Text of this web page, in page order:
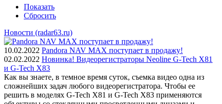
Показать
Сбросить
Новости (radar63.ru)
10.02.2022 Pandora NAV MAX поступает в продажу!
02.02.2022 Новинка! Видеорегистраторы Neoline G-Tech X81
и G-Tech X83
Как вы знаете, в темное время суток, съемка видео одна из
сложнейших задач любого видеорегистратора. Чтобы ее
решить в моделях G-Tech X81 и G-Tech X83 применяются